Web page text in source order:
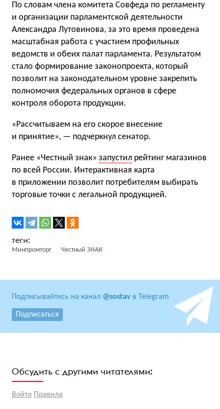
По словам члена комитета Совфеда по регламенту
и организации парламентской деятельности
Александра Лутовинова, за это время проведена
масштабная работа с участием профильных
ведомств и обеих палат парламента. Результатом
стало формирование законопроекта, который
позволит на законодательном уровне закрепить
полномочия федеральных органов в сфере
контроля оборота продукции.
«Рассчитываем на его скорое внесение
и принятие», — подчеркнул сенатор.
Ранее «Честный знак» запустил рейтинг магазинов
по всей России. Интерактивная карта
в приложении позволит потребителям выбирать
торговые точки с легальной продукцией.
Минпромторг Честный ЗНАК
Подписывайтесь на канал @sostav в Telegram
Подписаться
Обсудить с другими читателями:
Войти Правила